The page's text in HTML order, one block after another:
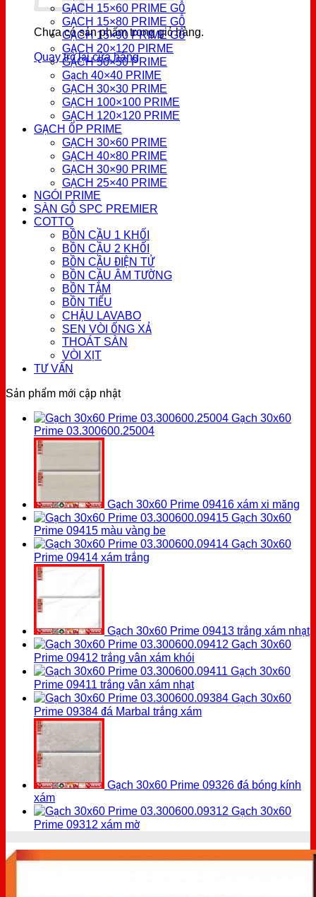
Chưa có sản phẩm trong giỏ hàng.
Quay trở lại cửa hàng
GẠCH 15×60 PRIME GỖ
GẠCH 15×80 PRIME GỖ
GẠCH 15×90 PRIME GỖ
GẠCH 20×120 PIRME
GẠCH 50×50 PRIME
Gạch 40×40 PRIME
GẠCH 30×30 PRIME
GẠCH 100×100 PRIME
GẠCH 120×120 PRIME
GẠCH ỐP PRIME
GẠCH 30×60 PRIME
GẠCH 40×80 PRIME
GẠCH 30×90 PRIME
GẠCH 25×40 PRIME
NGÓI PRIME
SÀN GỖ SPC PREMIER
COTTO
BỒN CẦU 1 KHỐI
BỒN CẦU 2 KHỐI
BỒN CẦU ĐIỆN TỬ
BỒN CẦU ÂM TƯỜNG
BỒN TẮM
BỒN TIỂU
CHẬU LAVABO
SEN VÒI ỐNG XẢ
THOÁT SÀN
VÒI XỊT
TƯ VẤN
Sản phẩm mới cập nhật
Gạch 30x60
Prime 03.300600.25004
Gạch 30x60 Prime 09416 xám xi măng
Gạch 30x60
Prime 09415 màu vàng be
Gạch 30x60
Prime 09414 xám trắng
Gạch 30x60 Prime 09413 trắng xám nhạt
Gạch 30x60
Prime 09412 trắng vân xám khói
Gạch 30x60
Prime 09411 trắng vân xám nhạt
Gạch 30x60
Prime 09384 đá Marbal trắng xám
Gạch 30x60 Prime 09326 đá bóng kính
xám
Gạch 30x60
Prime 09312 xám mờ